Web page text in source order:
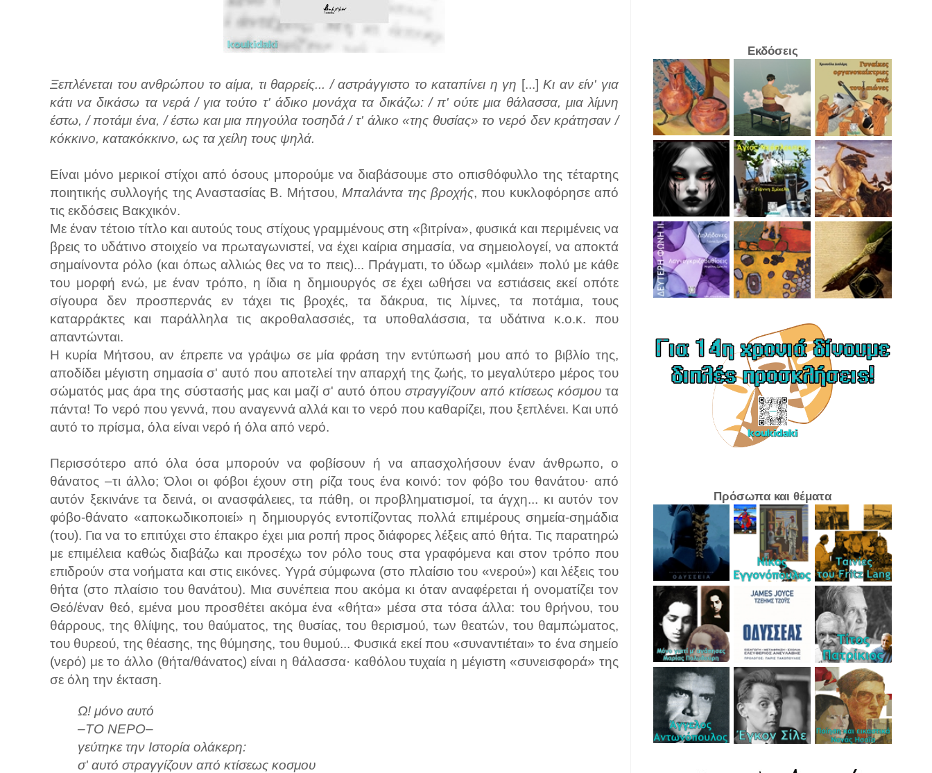
Ξεπλένεται του ανθρώπου το αίμα, τι θαρρείς... / αστράγγιστο το καταπίνει η γη [...] Κι αν είν' για
κάτι να δικάσω τα νερά / για τούτο τ' άδικο μονάχα τα δικάζω: / π' ούτε μια θάλασσα, μια λίμνη
έστω, / ποτάμι ένα, / έστω και μια πηγούλα τοσηδά / τ' άλικο «της θυσίας» το νερό δεν κράτησαν /
κόκκινο, κατακόκκινο, ως τα χείλη τους ψηλά.
Είναι μόνο μερικοί στίχοι από όσους μπορούμε να διαβάσουμε στο οπισθόφυλλο της τέταρτης
ποιητικής συλλογής της Αναστασίας Β. Μήτσου, Μπαλάντα της βροχής, που κυκλοφόρησε από
τις εκδόσεις Βακχικόν.
Με έναν τέτοιο τίτλο και αυτούς τους στίχους γραμμένους στη «βιτρίνα», φυσικά και περιμένεις να
βρεις το υδάτινο στοιχείο να πρωταγωνιστεί, να έχει καίρια σημασία, να σημειολογεί, να αποκτά
σημαίνοντα ρόλο (και όπως αλλιώς θες να το πεις)... Πράγματι, το ύδωρ «μιλάει» πολύ με κάθε
του μορφή ενώ, με έναν τρόπο, η ίδια η δημιουργός σε έχει ωθήσει να εστιάσεις εκεί οπότε
σίγουρα δεν προσπερνάς εν τάχει τις βροχές, τα δάκρυα, τις λίμνες, τα ποτάμια, τους
καταρράκτες και παράλληλα τις ακροθαλασσιές, τα υποθαλάσσια, τα υδάτινα κ.ο.κ. που
απαντώνται.
Η κυρία Μήτσου, αν έπρεπε να γράψω σε μία φράση την εντύπωσή μου από το βιβλίο της,
αποδίδει μέγιστη σημασία σ' αυτό που αποτελεί την απαρχή της ζωής, το μεγαλύτερο μέρος του
σώματός μας άρα της σύστασής μας και μαζί σ' αυτό όπουστραγγίζουν από κτίσεως κόσμουτα
πάντα! Το νερό που γεννά, που αναγεννά αλλά και το νερό που καθαρίζει, που ξεπλένει. Και υπό
αυτό το πρίσμα, όλα είναι νερό ή όλα από νερό.
Περισσότερο από όλα όσα μπορούν να φοβίσουν ή να απασχολήσουν έναν άνθρωπο, ο
θάνατος –τι άλλο; Όλοι οι φόβοι έχουν στη ρίζα τους ένα κοινό: τον φόβο του θανάτου· από
αυτόν ξεκινάνε τα δεινά, οι ανασφάλειες, τα πάθη, οι προβληματισμοί, τα άγχη... κι αυτόν τον
φόβο-θάνατο «αποκωδικοποιεί» η δημιουργός εντοπίζοντας πολλά επιμέρους σημεία-σημάδια
(του). Για να το επιτύχει στο έπακρο έχει μια ροπή προς διάφορες λέξεις από θήτα. Τις παρατηρώ
με επιμέλεια καθώς διαβάζω και προσέχω τον ρόλο τους στα γραφόμενα και στον τρόπο που
επιδρούν στα νοήματα και στις εικόνες. Υγρά σύμφωνα (στο πλαίσιο του «νερού») και λέξεις του
θήτα (στο πλαίσιο του θανάτου). Μια συνέπεια που ακόμα κι όταν αναφέρεται ή ονοματίζει τον
Θεό/έναν θεό, εμένα μου προσθέτει ακόμα ένα «θήτα» μέσα στα τόσα άλλα: του θρήνου, του
θάρρους, της θλίψης, του θαύματος, της θυσίας, του θερισμού, των θεατών, του θαμπώματος,
του θυρεού, της θέασης, της θύμησης, του θυμού... Φυσικά εκεί που «συναντιέται» το ένα σημείο
(νερό) με το άλλο (θήτα/θάνατος) είναι η θάλασσα· καθόλου τυχαία η μέγιστη «συνεισφορά» της
σε όλη την έκταση.
Ω! μόνο αυτό
–ΤΟ ΝΕΡΟ–
γεύτηκε την Ιστορία ολάκερη:
σ' αυτό στραγγίζουν από κτίσεως κοσμου
Εκδόσεις
Πρόσωπα και θέματα